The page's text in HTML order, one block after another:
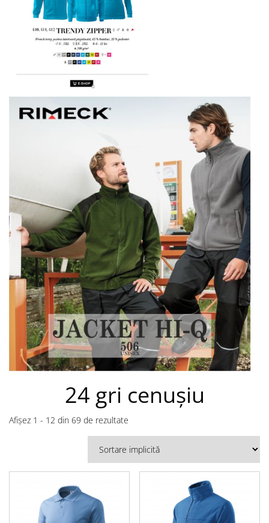
24 gri cenuşiu
Afișez 1 - 12 din 69 de rezultate